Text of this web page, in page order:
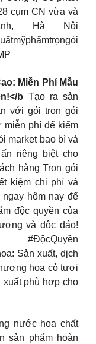
cụm CN vừa và
Hà Nội
Miễn Phí Mẫu
b Tạo ra sản
với gói trọn gói
miễn phí để kiểm
market bao bì và
riêng biệt cho
hàng Trọn gói
kiệm chi phí và
hôm nay để
độc quyền của
và độc đáo!
#ĐộcQuyền
Sản xuất, dịch
hoa cỏ tươi
xuất phù hợp cho
nước hoa chất
sản phẩm hoàn